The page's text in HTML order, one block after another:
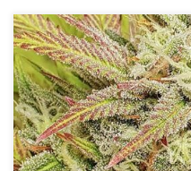
Critical Orange Punch od
skrzyżowania wspaniałego
jest połączeniem Grandaddy